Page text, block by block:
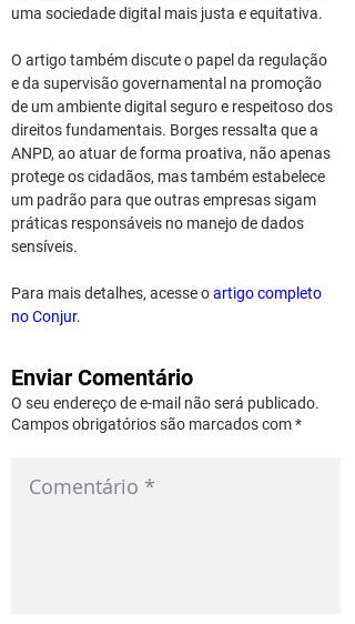
uma sociedade digital mais justa e equitativa.
O artigo também discute o papel da regulação
e da supervisão governamental na promoção
de um ambiente digital seguro e respeitoso dos
direitos fundamentais. Borges ressalta que a
ANPD, ao atuar de forma proativa, não apenas
protege os cidadãos, mas também estabelece
um padrão para que outras empresas sigam
práticas responsáveis no manejo de dados
sensíveis.
Para mais detalhes, acesse o artigo completo
no Conjur.
Enviar Comentário
O seu endereço de e-mail não será publicado.
Campos obrigatórios são marcados com *